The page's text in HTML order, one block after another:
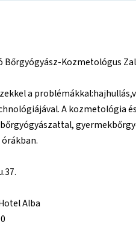
Bőrgyógyász-Kozmetológus
a
A kozmetológia
Alba